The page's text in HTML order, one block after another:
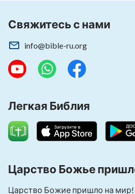
Свяжитесь с нами
info@bible-ru.org
Легкая Библия
Царство Божье
Царство Божие пришло на мир!